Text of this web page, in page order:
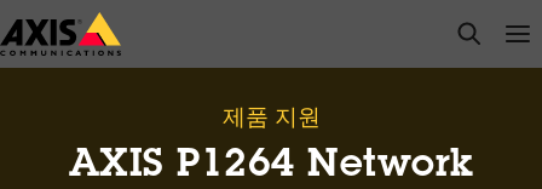
주
요
open
제품 지원
AXIS P1264 Network